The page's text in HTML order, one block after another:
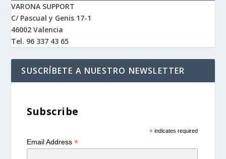
VARONA SUPPORT
C/ Pascual y Genis 17-1
46002 Valencia
Tel. 96 337 43 65
SUSCRÍBETE A NUESTRO NEWSLETTER
Subscribe
*indicates required
Email Address*